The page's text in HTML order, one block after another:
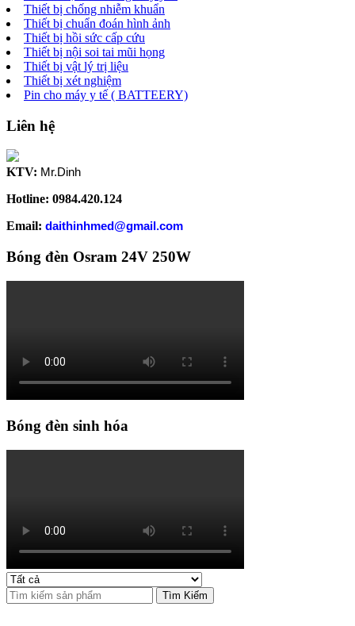
Thiết bị chống nhiễm khuẩn
Thiết bị chuẩn đoán hình ảnh
Thiết bị hồi sức cấp cứu
Thiết bị nội soi tai mũi họng
Thiết bị vật lý trị liệu
Thiết bị xét nghiệm
Pin cho máy y tế ( BATTEERY)
Liên hệ
KTV: Mr.Dinh
Hotline: 0984.420.124
Email: daithinhmed@gmail.com
Bóng đèn Osram 24V 250W
Bóng đèn sinh hóa
Tìm Kiếm